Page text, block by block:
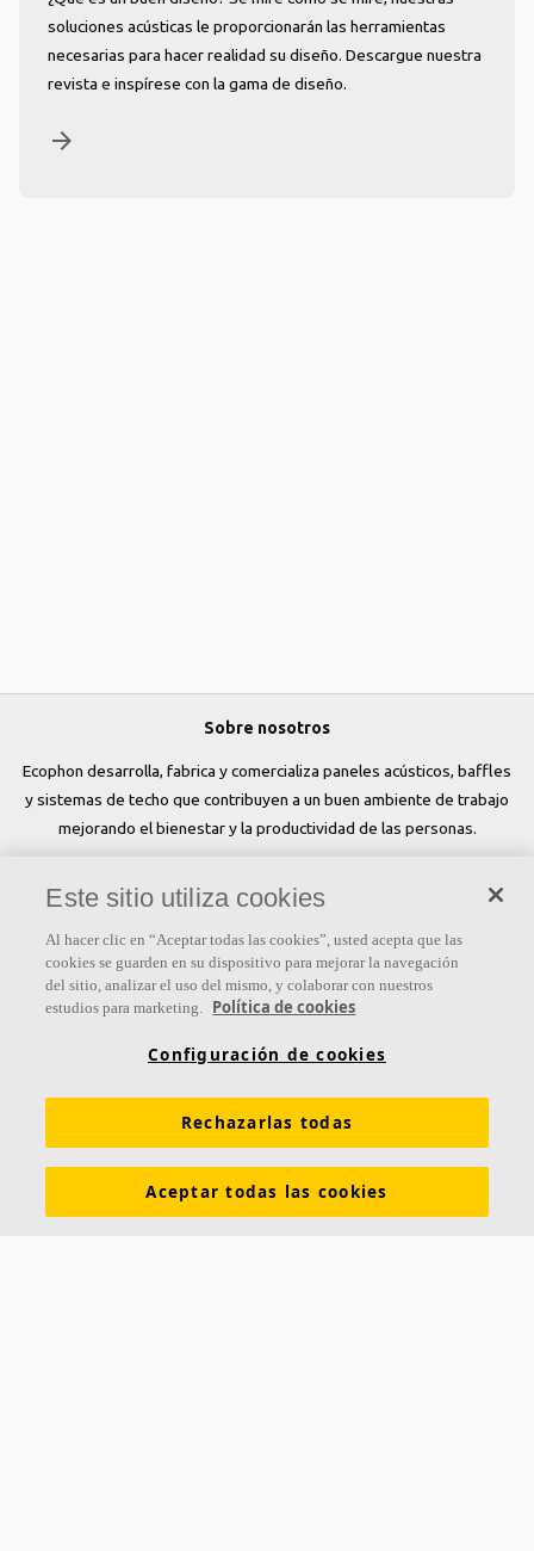
soluciones acústicas le proporcionarán las herramientas
necesarias para hacer realidad su diseño. Descargue nuestra
revista e inspírese con la gama de diseño.
arrow_forward
Sobre nosotros
Ecophon desarrolla, fabrica y comercializa paneles acústicos, baffles
y sistemas de techo que contribuyen a un buen ambiente de trabajo
mejorando el bienestar y la productividad de las personas.
Links
Herramientas y servicios Propiedades funcionales
Glosario Sostenibilidad Ventilación Difusa
Este sitio utiliza cookies
Al hacer clic en “Aceptar todas las cookies”, usted acepta que las
cookies se guarden en su dispositivo para mejorar la navegación
del sitio, analizar el uso del mismo, y colaborar con nuestros
estudios para marketing. Política de cookies
Configuración de cookies
Rechazarlas todas
Aceptar todas las cookies